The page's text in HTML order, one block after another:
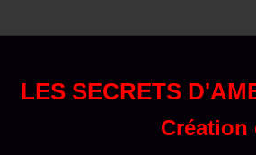
LES SECRETS
Création